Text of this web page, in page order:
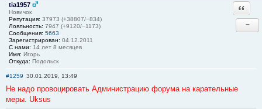
tia1957
Новичок
Репутация: 37973 (+38807/−834)
Лояльность: 7947 (+9120/−1173)
Сообщения: 5663
Зарегистрирован: 04.12.2011
С нами: 14 лет 8 месяцев
Имя: Игорь
Откуда: Подольск
−
#1259 30.01.2019, 13:49
Не надо провоцировать Администрацию форума на карательные
меры. Uksus